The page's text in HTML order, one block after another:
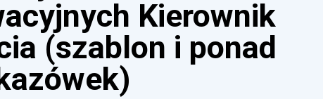
Kierownik
(szablon i ponad